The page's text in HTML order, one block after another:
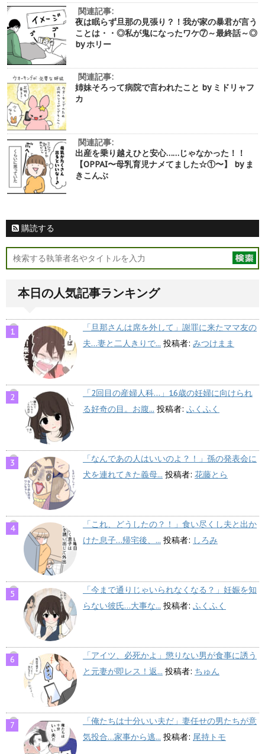
関連記事:
夜は眠らず旦那の見張り？！我が家の暴君が言う
ことは・・◎私が鬼になったワケ⑦～最終話～◎
by ホリー
関連記事:
姉妹そろって病院で言われたこと by ミドリャフ
カ
関連記事:
出産を乗り越えひと安心……じゃなかった！！
【OPPAI〜母乳育児ナメてました☆①〜】 by ま
きこんぶ
購読する
本日の人気記事ランキング
「旦那さんは席を外して」謝罪に来たママ友の
夫…妻と二人きりで... 投稿者: みつけまま
「2回目の産婦人科…」16歳の妊婦に向けられ
る好奇の目。お腹... 投稿者: ふくふく
「なんであの人はいいのよ？！」孫の発表会に
犬を連れてきた義母... 投稿者: 花藤とら
「これ、どうしたの？！」食い尽くし夫と出か
けた息子…帰宅後、... 投稿者: しろみ
「今まで通りじゃいられなくなる？」妊娠を知
らない彼氏…大事な... 投稿者: ふくふく
「アイツ、必死かよ」懲りない男が食事に誘う
と元妻が即レス！返... 投稿者: ちゅん
「俺たちは十分いい夫だ」妻任せの男たちが意
気投合…家事から逃... 投稿者: 尾持トモ